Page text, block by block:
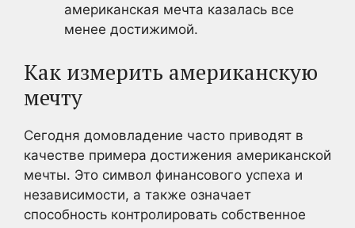
американская мечта казалась все
менее достижимой.
Как измерить американскую
мечту
Сегодня домовладение часто приводят в
качестве примера достижения американской
мечты. Это символ финансового успеха и
независимости, а также означает
способность контролировать собственное